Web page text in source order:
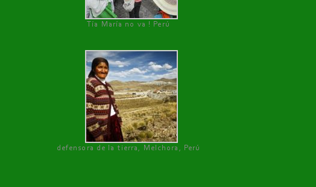
Tía María no va ! Perú
defensora de la tierra, Melchora, Perú